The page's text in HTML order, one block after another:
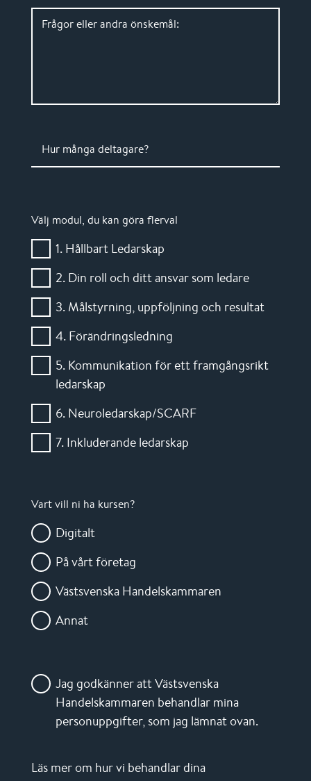
Frågor eller andra önskemål:
Hur många deltagare?
Välj modul, du kan göra flerval
1. Hållbart Ledarskap
2. Din roll och ditt ansvar som ledare
3. Målstyrning, uppföljning och resultat
4. Förändringsledning
5. Kommunikation för ett framgångsrikt
ledarskap
6. Neuroledarskap/SCARF
7. Inkluderande ledarskap
Vart vill ni ha kursen?
Digitalt
På vårt företag
Västsvenska Handelskammaren
Annat
Jag godkänner att Västsvenska
Handelskammaren behandlar mina
personuppgifter, som jag lämnat ovan.
Läs mer om hur vi behandlar dina